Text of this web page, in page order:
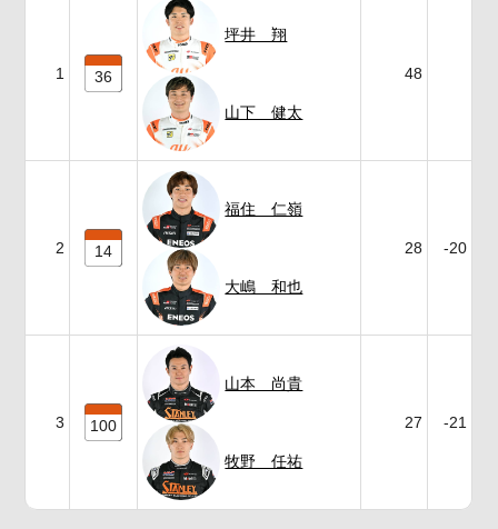
1 36
坪井 翔
山下 健太
48
2 14
福住 仁嶺
大嶋 和也
28 -20
3 100
山本 尚貴
牧野 任祐
27 -21